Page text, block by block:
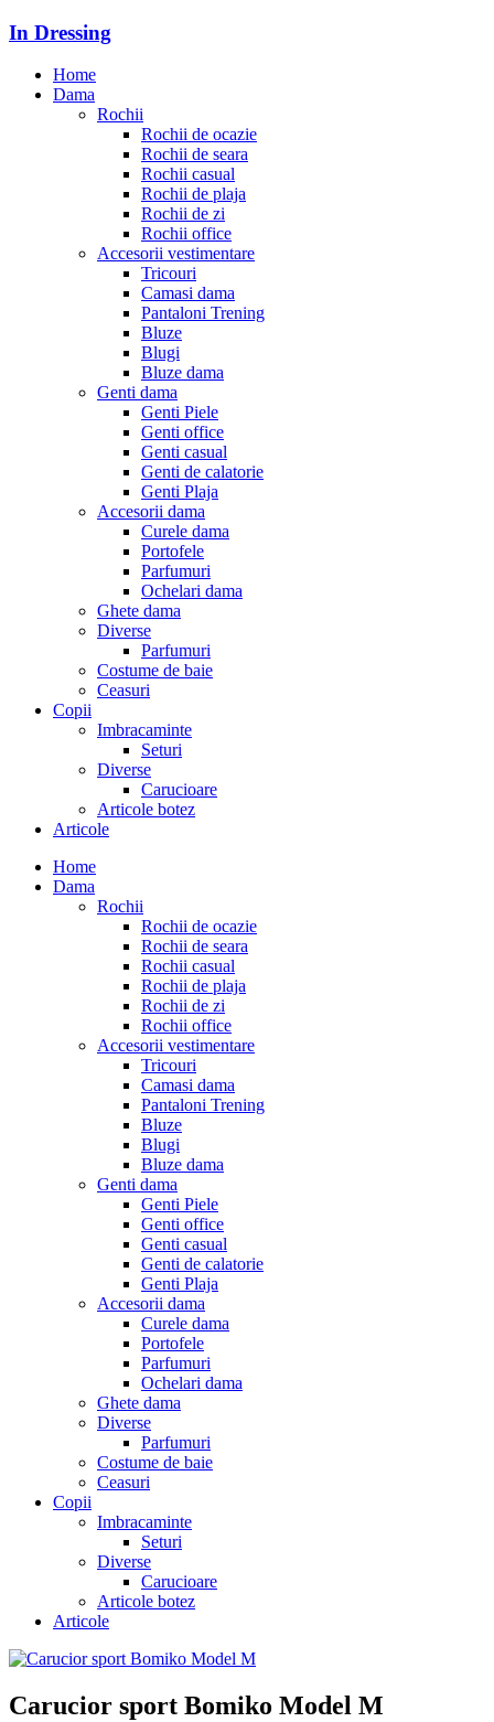
In Dressing
Home
Dama
Rochii
Rochii de ocazie
Rochii de seara
Rochii casual
Rochii de plaja
Rochii de zi
Rochii office
Accesorii vestimentare
Tricouri
Camasi dama
Pantaloni Trening
Bluze
Blugi
Bluze dama
Genti dama
Genti Piele
Genti office
Genti casual
Genti de calatorie
Genti Plaja
Accesorii dama
Curele dama
Portofele
Parfumuri
Ochelari dama
Ghete dama
Diverse
Parfumuri
Costume de baie
Ceasuri
Copii
Imbracaminte
Seturi
Diverse
Carucioare
Articole botez
Articole
Home
Dama
Rochii
Rochii de ocazie
Rochii de seara
Rochii casual
Rochii de plaja
Rochii de zi
Rochii office
Accesorii vestimentare
Tricouri
Camasi dama
Pantaloni Trening
Bluze
Blugi
Bluze dama
Genti dama
Genti Piele
Genti office
Genti casual
Genti de calatorie
Genti Plaja
Accesorii dama
Curele dama
Portofele
Parfumuri
Ochelari dama
Ghete dama
Diverse
Parfumuri
Costume de baie
Ceasuri
Copii
Imbracaminte
Seturi
Diverse
Carucioare
Articole botez
Articole
Carucior sport Bomiko Model M